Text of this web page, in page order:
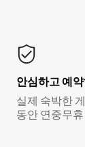
안심하고 예
실제 숙박한
동안 연중무